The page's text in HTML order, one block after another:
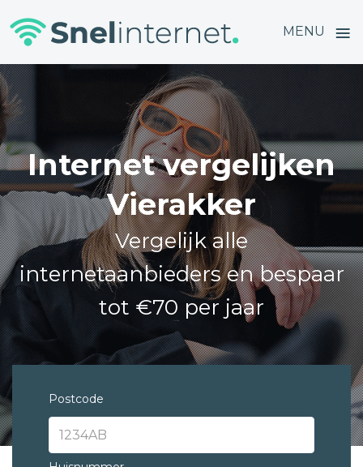
MENU ≡
Skip
to
content
Internet vergelijken
Vierakker
Vergelijk alle
internetaanbieders en bespaar
tot €70 per jaar
Postcode